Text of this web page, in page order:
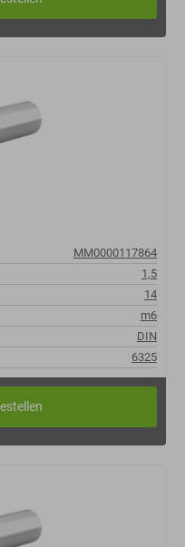
MM0000117864
1,5
14
m6
DIN
6325